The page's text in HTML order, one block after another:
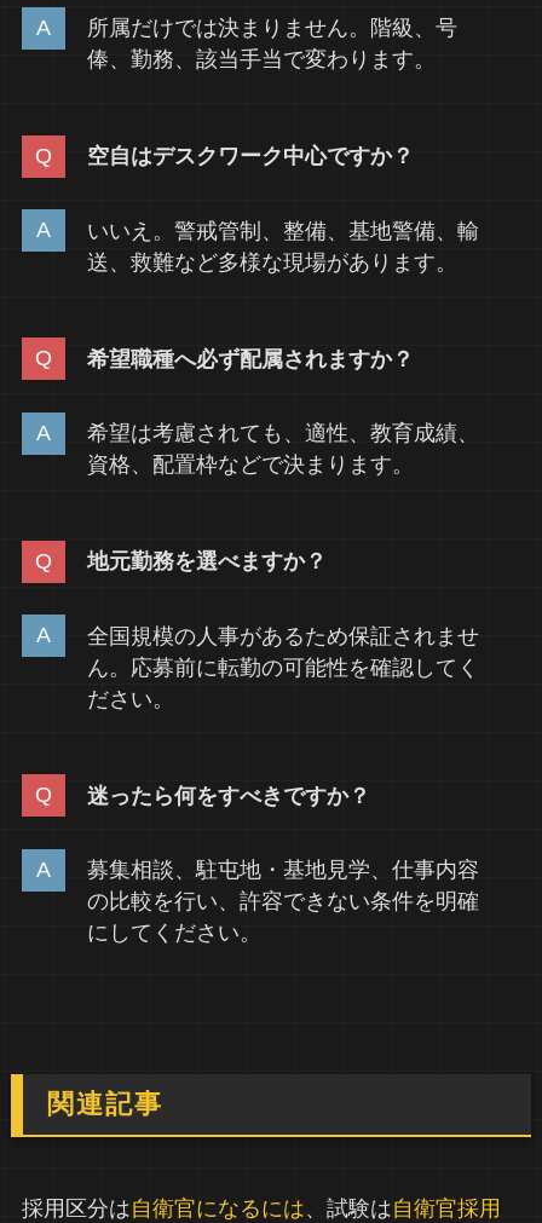
所属だけでは決まりません。階級、号
俸、勤務、該当手当で変わります。
空自はデスクワーク中心ですか？
いいえ。警戒管制、整備、基地警備、輸
送、救難など多様な現場があります。
希望職種へ必ず配属されますか？
希望は考慮されても、適性、教育成績、
資格、配置枠などで決まります。
地元勤務を選べますか？
全国規模の人事があるため保証されませ
ん。応募前に転勤の可能性を確認してく
ださい。
迷ったら何をすべきですか？
募集相談、駐屯地・基地見学、仕事内容
の比較を行い、許容できない条件を明確
にしてください。
関連記事
採用区分は自衛官になるには、試験は自衛官採用